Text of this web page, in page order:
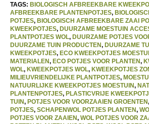
TAGS: BIOLOGISCH AFBREEKBARE
AFBREEKBARE PLANTENPOTJES,
POTJES, BIOLOGISCH AFBREEKBARE ZAAI
KWEEKPOTJES, DUURZAME MOESTUIN
PLANTPOTJES WOL, DUURZAME POTJES
DUURZAME TUIN PRODUCTEN, DUURZAME
KWEEKPOTJES, ECO KWEEKPOTJES
MATERIALEN, ECO POTJES VOOR PLANTEN,
WOL, KWEEKPOTJES WOL, KWEEKPOTJES
MILIEUVRIENDELIJKE PLANTPOTJES,
NATUURLIJKE KWEEKPOTJES MOESTUIN,
PLANTENPOTJES, PLASTICVRIJE
TUIN, POTJES VOOR VOORZAAIEN GROENTEN,
POTJES, SCHAPENWOL POTJES PLANTEN,
POTJES VOOR ZAAIEN, WOL POTJES VOOR